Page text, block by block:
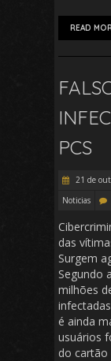
READ
PCS
21 de
Noticias
das
Surgem
Segundo
milhões
é ainda
usuários
do